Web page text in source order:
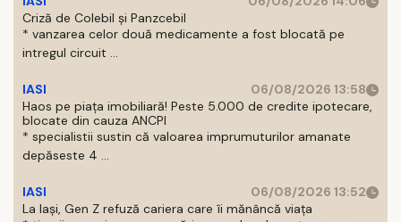
Criză de Colebil și Panzcebil
* vanzarea celor două medicamente a fost blocată pe
intregul circuit ...
IASI
06/08/2026 13:58
Haos pe piața imobiliară! Peste 5.000 de credite ipotecare,
blocate din cauza ANCPI
* specialistii sustin că valoarea imprumuturilor amanate
depăseste 4 ...
IASI
06/08/2026 13:52
La Iași, Gen Z refuză cariera care îi mănâncă viața